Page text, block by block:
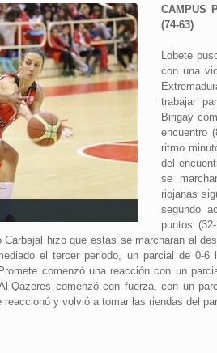
CAMPUS
(74-63)
Lobete
con una
trabajar
Birigay
encuentro
ritmo
del
se
riojanas
segundo
puntos
hizo que estas se marcharan al
el tercer periodo, un parcial de 0-
comenzó una reacción con un
Qázeres comenzó con fuerza, con un
y volvió a tomar las riendas del